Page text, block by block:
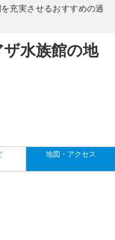
充実させるおすすめの過
水族館の地
地図・アクセス